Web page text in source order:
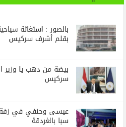
بالصور : استغاثة
بقلم أشرف سركيس
بيضة من دهب يا وزير
سركيس
عيسى وحنفي في زفة
سبا بالغردقة